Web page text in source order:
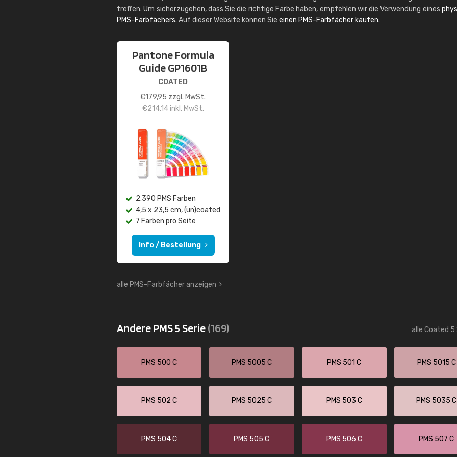
treffen. Um sicherzugehen, dass Sie die richtige Farbe haben, empfehlen wir die Verwendung eines
PMS-Farbfächers. Auf dieser Website können Sie einen PMS-Farbfächer kaufen.
Pantone Formula
Guide GP1601B
COATED
€179,95 zzgl. MwSt.
€214,14inkl. MwSt.
2.390 PMS Farben
4,5 x 23,5 cm, (un)coated
7 Farben pro Seite
Info / Bestellung
alle PMS-Farbfächer anzeigen
Andere PMS 5 Serie(169) alle Coated 5
PMS 500 C PMS 5005 C PMS 501 C PMS 5015 C
PMS 502 C PMS 5025 C PMS 503 C PMS 5035 C
PMS 504 C PMS 505 C PMS 506 C PMS 507 C